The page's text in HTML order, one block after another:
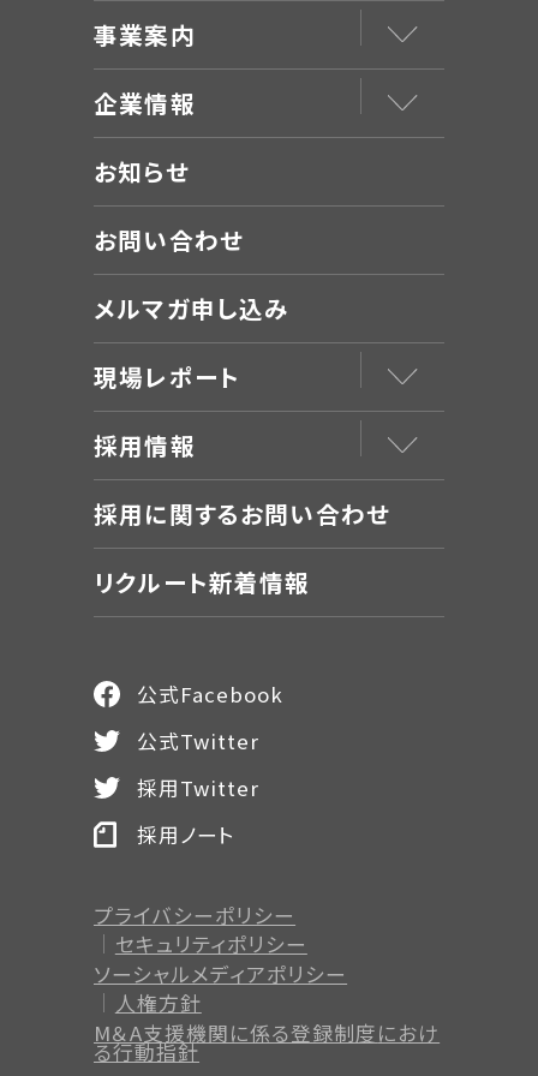
事業案内
企業情報
お知らせ
お問い合わせ
メルマガ申し込み
現場レポート
採用情報
採用に関するお問い合わせ
リクルート新着情報
プライバシーポリシー
セキュリティポリシー
ソーシャルメディアポリシー
人権方針
M＆A支援機関に係る登録制度におけ
る行動指針
公式Facebook
公式Twitter
採用Twitter
採用ノート